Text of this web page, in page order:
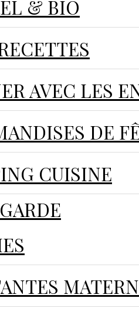
& BIO
AVEC LES
DE
CUISINE